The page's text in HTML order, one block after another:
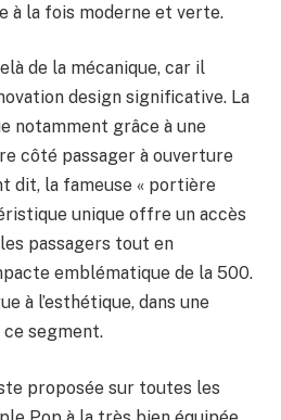
à la fois moderne et verte.
de la mécanique, car il
design significative. La
notamment grâce à une
côté passager à ouverture
dit, la fameuse « portière
unique offre un accès
passagers tout en
emblématique de la 500.
à l’esthétique, dans une
segment.
proposée sur toutes les